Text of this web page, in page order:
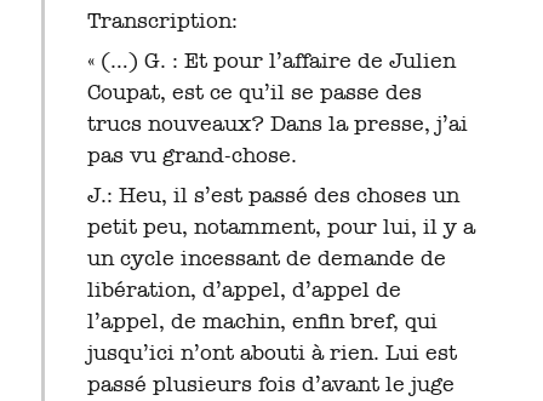
Transcription:
« (…) G. : Et pour l’affaire de Julien
Coupat, est ce qu’il se passe des
trucs nouveaux? Dans la presse, j’ai
pas vu grand-chose.
J.: Heu, il s’est passé des choses un
petit peu, notamment, pour lui, il y a
un cycle incessant de demande de
libération, d’appel, d’appel de
l’appel, de machin, enfin bref, qui
jusqu’ici n’ont abouti à rien. Lui est
passé plusieurs fois d’avant le juge